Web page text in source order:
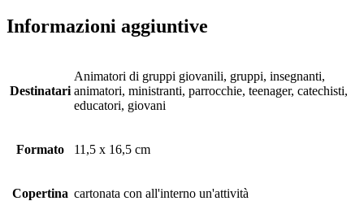
Informazioni aggiuntive
Destinatari
Animatori di gruppi giovanili, gruppi, insegnanti,
animatori, ministranti, parrocchie, teenager, catechisti,
educatori, giovani
Formato 11,5 x 16,5 cm
Copertina cartonata con all'interno un'attività